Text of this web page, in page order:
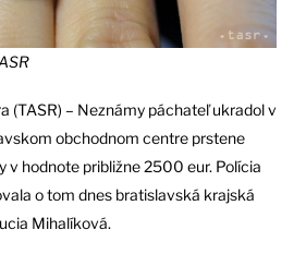
(TASR) – Neznámy páchateľ ukradol v
obchodnom centre prstene
v hodnote približne 2500 eur. Polícia
o tom dnes bratislavská krajská
Mihalíková.